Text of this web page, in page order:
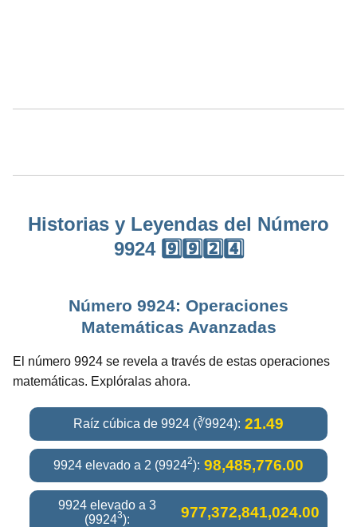
Historias y Leyendas del Número
9924 9️⃣9️⃣2️⃣4️⃣
Número 9924: Operaciones
Matemáticas Avanzadas
El número 9924 se revela a través de estas operaciones
matemáticas. Explóralas ahora.
Raíz cúbica de 9924 (∛9924): 21.49
9924 elevado a 2 (99242): 98,485,776.00
9924 elevado a 3
(99243): 977,372,841,024.00